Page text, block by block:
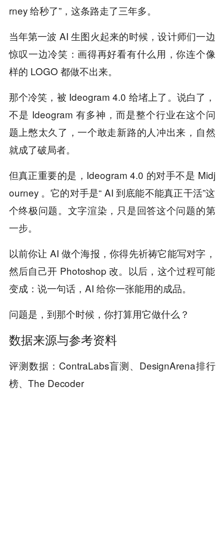
rney 给秒了”，这条路走了三年多。
当年第一波 AI 生图火起来的时候，设计师们一边
惊叹一边冷笑：画得再好看有什么用，你连个像
样的 LOGO 都做不出来。
那个冷笑，被 Ideogram 4.0 给堵上了。说白了，
不是 Ideogram 有多神，而是整个行业在这个问
题上憋太久了，一个敢走新路的人冲出来，自然
就成了破局者。
但真正重要的是，Ideogram 4.0 的对手不是 Midj
ourney 。它的对手是“ AI 到底能不能真正干活”这
个终极问题。文字渲染，只是回答这个问题的第
一步。
以前你让 AI 做个海报，你得先祈祷它能写对字，
然后自己开 Photoshop 改。以后，这个过程可能
变成：说一句话，AI 给你一张能用的成品。
问题是，到那个时候，你打算用它做什么？
数据来源与参考资料
评测数据：ContraLabs盲测、DesignArena排行
榜、The Decoder